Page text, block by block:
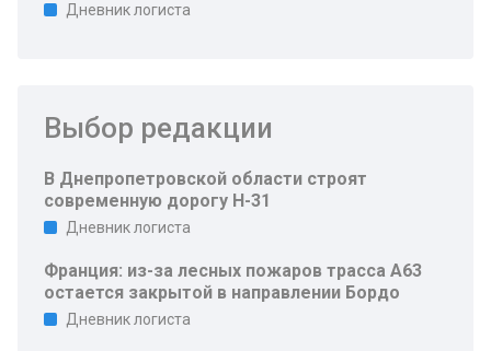
Дневник логиста
Выбор редакции
В Днепропетровской области строят
современную дорогу Н-31
Дневник логиста
Франция: из-за лесных пожаров трасса A63
остается закрытой в направлении Бордо
Дневник логиста